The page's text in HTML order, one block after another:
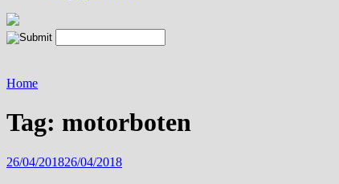
Home
Tag: motorboten
Geplaatst
26/04/201826/04/2018